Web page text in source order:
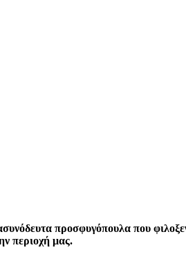
προσφυγόπουλα που
περιοχή μας.